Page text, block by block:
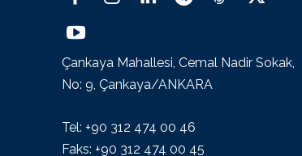
Çankaya Mahallesi, Cemal Nadir Sokak,
No: 9, Çankaya/ANKARA
Tel: +90 312 474 00 46
Faks: +90 312 474 00 45